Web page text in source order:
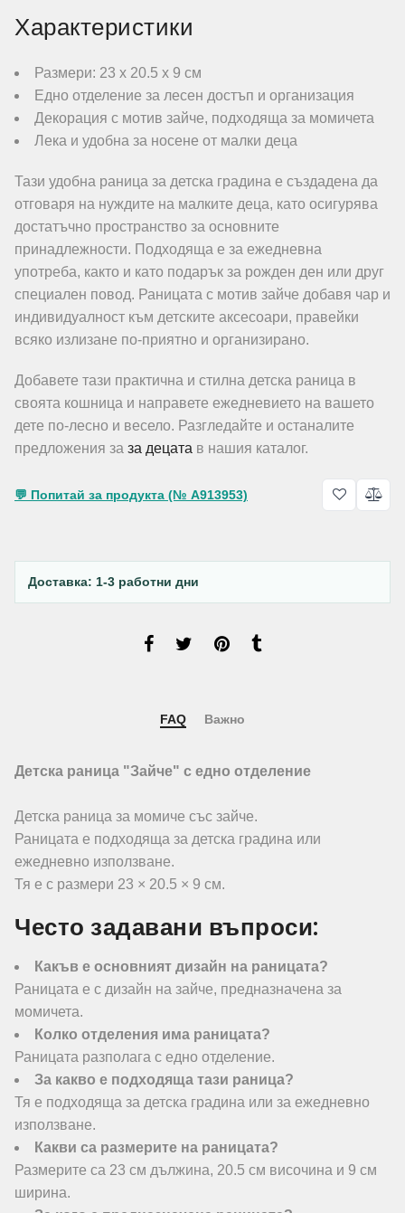
Характеристики
Размери: 23 х 20.5 х 9 см
Едно отделение за лесен достъп и организация
Декорация с мотив зайче, подходяща за момичета
Лека и удобна за носене от малки деца
Тази удобна раница за детска градина е създадена да
отговаря на нуждите на малките деца, като осигурява
достатъчно пространство за основните
принадлежности. Подходяща е за ежедневна
употреба, както и като подарък за рожден ден или друг
специален повод. Раницата с мотив зайче добавя чар и
индивидуалност към детските аксесоари, правейки
всяко излизане по-приятно и организирано.
Добавете тази практична и стилна детска раница в
своята кошница и направете ежедневието на вашето
дете по-лесно и весело. Разгледайте и останалите
предложения за за децата в нашия каталог.
💬 Попитай за продукта (№ A913953)
Доставка: 1-3 работни дни
FAQ Важно
Детска раница "Зайче" с едно отделение
Детска раница за момиче със зайче.
Раницата е подходяща за детска градина или
ежедневно използване.
Тя е с размери 23 × 20.5 × 9 см.
Често задавани въпроси:
Какъв е основният дизайн на раницата?
Раницата е с дизайн на зайче, предназначена за
момичета.
Колко отделения има раницата?
Раницата разполага с едно отделение.
За какво е подходяща тази раница?
Тя е подходяща за детска градина или за ежедневно
използване.
Какви са размерите на раницата?
Размерите са 23 см дължина, 20.5 см височина и 9 см
ширина.